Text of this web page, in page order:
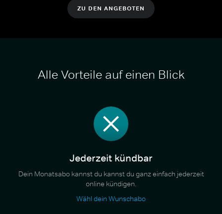
ZU DEN ANGEBOTEN
Alle Vorteile auf einen Blick
Jederzeit kündbar
Dein Monatsabo kannst du kannst du ganz einfach jederzeit
online kündigen.
Wähl dein Wunschabo